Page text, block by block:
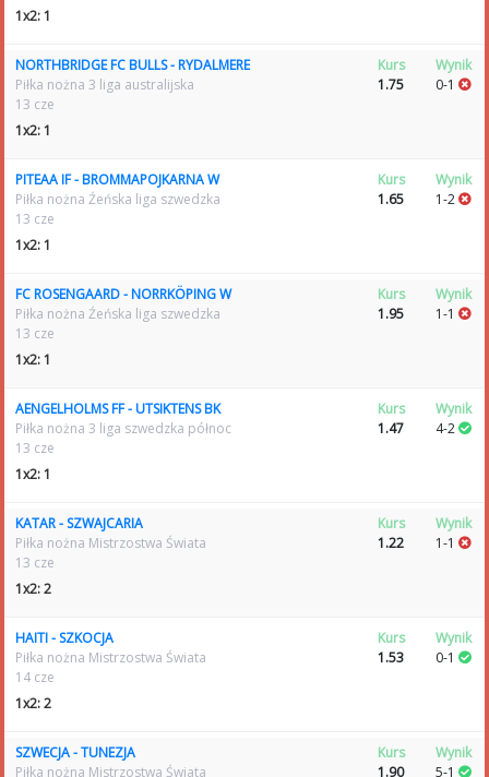
1x2: 1
NORTHBRIDGE FC BULLS - RYDALMERE
Piłka nożna 3 liga australijska
13 cze
1x2: 1
Kurs
1.75
Wynik
0-1
PITEAA IF - BROMMAPOJKARNA W
Piłka nożna Źeńska liga szwedzka
13 cze
1x2: 1
Kurs
1.65
Wynik
1-2
FC ROSENGAARD - NORRKÖPING W
Piłka nożna Źeńska liga szwedzka
13 cze
1x2: 1
Kurs
1.95
Wynik
1-1
AENGELHOLMS FF - UTSIKTENS BK
Piłka nożna 3 liga szwedzka północ
13 cze
1x2: 1
Kurs
1.47
Wynik
4-2
KATAR - SZWAJCARIA
Piłka nożna Mistrzostwa Świata
13 cze
1x2: 2
Kurs
1.22
Wynik
1-1
HAITI - SZKOCJA
Piłka nożna Mistrzostwa Świata
14 cze
1x2: 2
Kurs
1.53
Wynik
0-1
SZWECJA - TUNEZJA
Piłka nożna Mistrzostwa Świata
Kurs
1.90
Wynik
5-1